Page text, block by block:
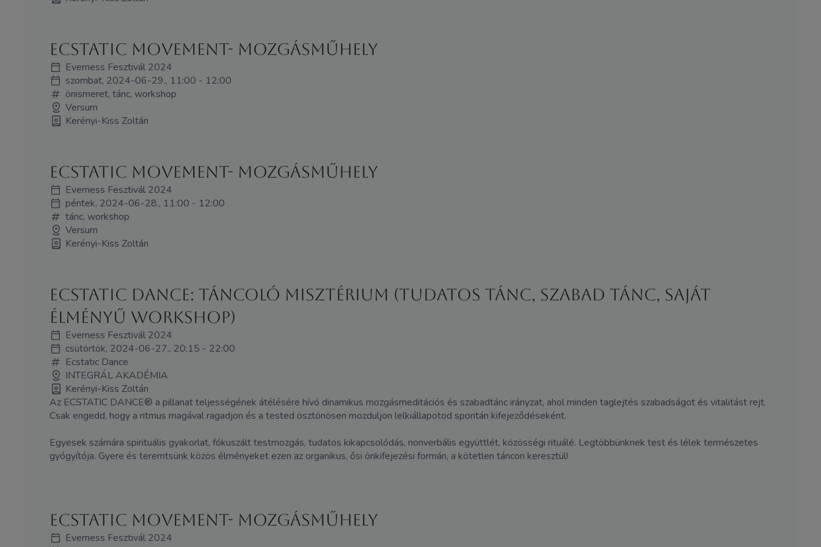
Ecstatic Movement- Mozgásműhely
Everness Fesztivál 2024
szombat, 2024-06-29., 11:00 - 12:00
önismeret, tánc, workshop
Versum
Kerényi-Kiss Zoltán
Ecstatic Movement- Mozgásműhely
Everness Fesztivál 2024
péntek, 2024-06-28., 11:00 - 12:00
tánc, workshop
Versum
Kerényi-Kiss Zoltán
Ecstatic Dance: Táncoló misztérium (tudatos tánc, szabad tánc, saját
élményű workshop)
Everness Fesztivál 2024
csütörtök, 2024-06-27., 20:15 - 22:00
Ecstatic Dance
INTEGRÁL AKADÉMIA
Kerényi-Kiss Zoltán
Az ECSTATIC DANCE® a pillanat teljességének átélésére hívó dinamikus mozgásmeditációs és szabadtánc irányzat, ahol minden taglejtés szabadságot és vitalitást rejt.
Csak engedd, hogy a ritmus magával ragadjon és a tested ösztönösen mozduljon lelkiállapotod spontán kifejeződéseként.
Egyesek számára spirituális gyakorlat, fókuszált testmozgás, tudatos kikapcsolódás, nonverbális együttlét, közösségi rituálé. Legtöbbünknek test és lélek természetes
gyógyítója. Gyere és teremtsünk közös élményeket ezen az organikus, ősi önkifejezési formán, a kötetlen táncon keresztül!
Ecstatic Movement- Mozgásműhely
Everness Fesztivál 2024